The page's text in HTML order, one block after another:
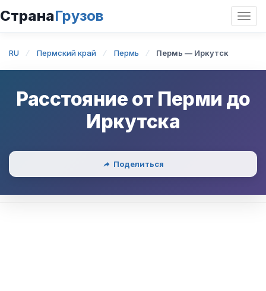
СтранаГрузов
RU Пермский край Пермь Пермь — Иркутск
Расстояние от Перми до
Иркутска
Поделиться